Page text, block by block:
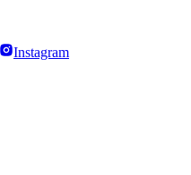
Instagram